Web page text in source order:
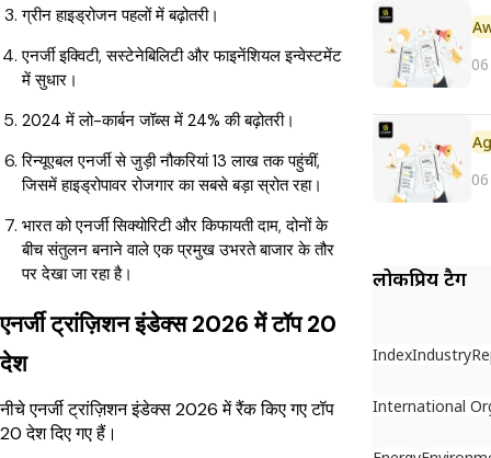
ग्रीन हाइड्रोजन पहलों में बढ़ोतरी।
एनर्जी इक्विटी, सस्टेनेबिलिटी और फाइनेंशियल इन्वेस्टमेंट
में सुधार।
2024 में लो-कार्बन जॉब्स में 24% की बढ़ोतरी।
रिन्यूएबल एनर्जी से जुड़ी नौकरियां 13 लाख तक पहुंचीं,
जिसमें हाइड्रोपावर रोजगार का सबसे बड़ा स्रोत रहा।
भारत को एनर्जी सिक्योरिटी और किफायती दाम, दोनों के
बीच संतुलन बनाने वाले एक प्रमुख उभरते बाजार के तौर
पर देखा जा रहा है।
एनर्जी ट्रांज़िशन इंडेक्स 2026 में टॉप 20
देश
नीचे एनर्जी ट्रांज़िशन इंडेक्स 2026 में रैंक किए गए टॉप
20 देश दिए गए हैं।
लोकप्रिय टैग
IndexIndustry
International